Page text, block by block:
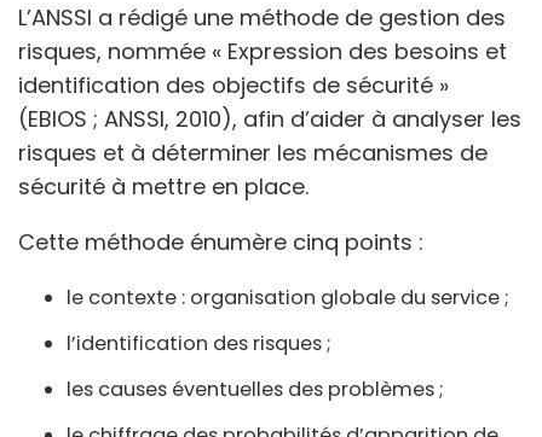
L’ANSSI a rédigé une méthode de gestion des
risques, nommée « Expression des besoins et
identification des objectifs de sécurité »
(EBIOS ; ANSSI, 2010), afin d’aider à analyser les
risques et à déterminer les mécanismes de
sécurité à mettre en place.
Cette méthode énumère cinq points :
le contexte : organisation globale du service ;
l’identification des risques ;
les causes éventuelles des problèmes ;